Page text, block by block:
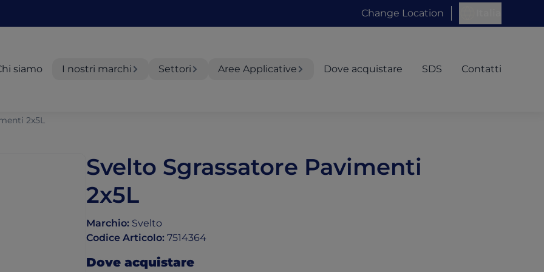
Change Location
siamo I nostri marchi Settori Aree Applicative Dove acquistare SDS Contatti
2x5L
Svelto Sgrassatore Pavimenti
2x5L
Marchio: Svelto
Codice Articolo: 7514364
Dove acquistare